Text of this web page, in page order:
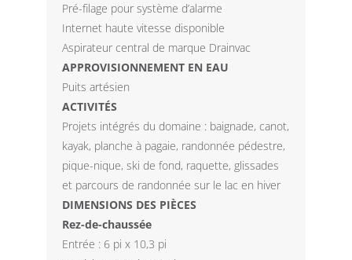
Pré-filage pour système d’alarme
Internet haute vitesse disponible
Aspirateur central de marque Drainvac
APPROVISIONNEMENT EN EAU
Puits artésien
ACTIVITÉS
Projets intégrés du domaine : baignade, canot,
kayak, planche à pagaie, randonnée pédestre,
pique-nique, ski de fond, raquette, glissades
et parcours de randonnée sur le lac en hiver
DIMENSIONS DES PIÈCES
Rez-de-chaussée
Entrée : 6 pi x 10,3 pi